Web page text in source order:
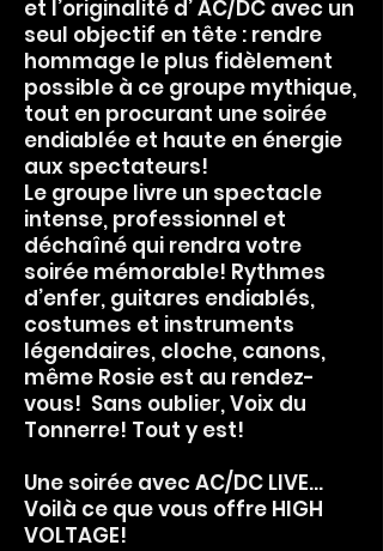
et l’originalité d’ AC/DC avec un
seul objectif en tête : rendre
hommage le plus fidèlement
possible à ce groupe mythique,
tout en procurant une soirée
endiablée et haute en énergie
aux spectateurs!
Le groupe livre un spectacle
intense, professionnel et
déchaîné qui rendra votre
soirée mémorable! Rythmes
d’enfer, guitares endiablés,
costumes et instruments
légendaires, cloche, canons,
même Rosie est au rendez-
vous! Sans oublier, Voix du
Tonnerre! Tout y est!
Une soirée avec AC/DC LIVE…
Voilà ce que vous offre HIGH
VOLTAGE!